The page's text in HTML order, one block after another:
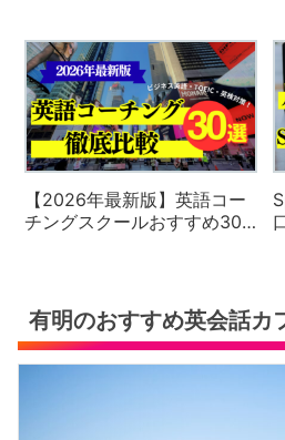
【2026年最新版】英語コー
チングスクールおすすめ30
有明のおすすめ英会話カ